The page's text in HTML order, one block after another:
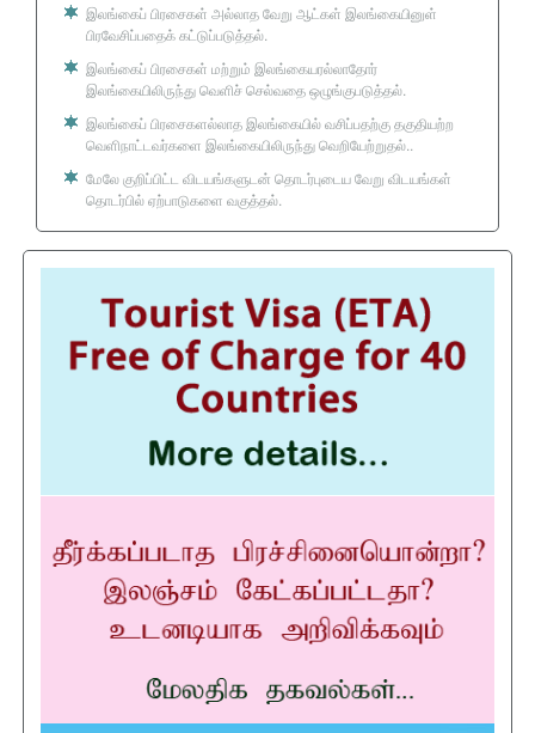
இலங்கைப் பிரசைகள் அல்லாத வேறு ஆட்கள் இலங்கையினுள்
பிரவேசிப்பதைக் கட்டுப்படுத்தல்.
இலங்கைப் பிரசைகள் மற்றும் இலங்கையரல்லாதோர்
இலங்கையிலிருந்து வெளிச் செல்வதை ஒழுங்குபடுத்தல்.
இலங்கைப் பிரசைகளல்லாத இலங்கையில் வசிப்பதற்கு தகுதியற்ற
வெளிநாட்டவர்களை இலங்கையிலிருந்து வெறியேற்றுதல்..
மேலே குறிப்பிட்ட விடயங்களுடன் தொடர்புடைய வேறு விடயங்கள்
தொடர்பில் ஏற்பாடுகளை வகுத்தல்.